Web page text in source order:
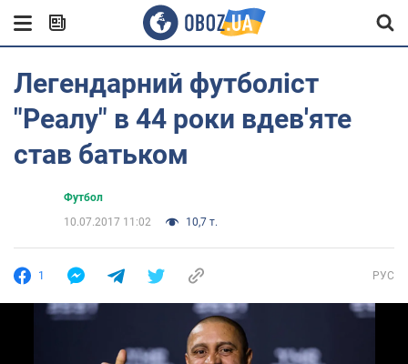
Легендарний футболіст
"Реалу" в 44 роки вдев'яте
став батьком
Футбол
10.07.2017 11:02
10,7 т.
1 РУС